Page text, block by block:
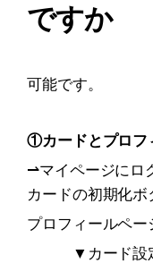
ですか
可能です。
①カードとプロフ
⇀マイページにロ
カードの初期化ボ
プロフィールペ
▼カード設